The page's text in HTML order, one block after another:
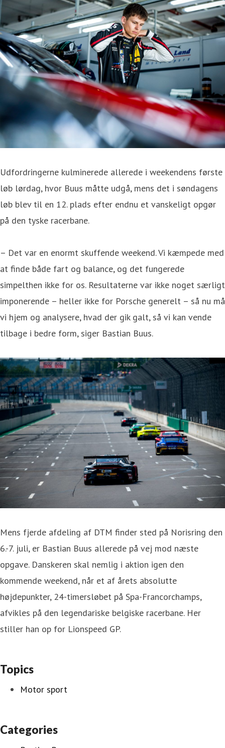
Udfordringerne kulminerede allerede i weekendens første
løb lørdag, hvor Buus måtte udgå, mens det i søndagens
løb blev til en 12. plads efter endnu et vanskeligt opgør
på den tyske racerbane.
– Det var en enormt skuffende weekend. Vi kæmpede med
at finde både fart og balance, og det fungerede
simpelthen ikke for os. Resultaterne var ikke noget særligt
imponerende – heller ikke for Porsche generelt – så nu må
vi hjem og analysere, hvad der gik galt, så vi kan vende
tilbage i bedre form, siger Bastian Buus.
Mens fjerde afdeling af DTM finder sted på Norisring den
6.-7. juli, er Bastian Buus allerede på vej mod næste
opgave. Danskeren skal nemlig i aktion igen den
kommende weekend, når et af årets absolutte
højdepunkter, 24-timersløbet på Spa-Francorchamps,
afvikles på den legendariske belgiske racerbane. Her
stiller han op for Lionspeed GP.
Topics
Motor sport
Categories